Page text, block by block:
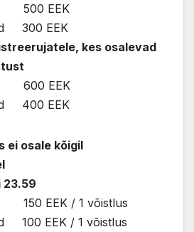
500 EEK
300 EEK
kes osalevad
600 EEK
400 EEK
ei osale kõigil
23.59
EEK / 1 võistlus
100 EEK / 1 võistlus